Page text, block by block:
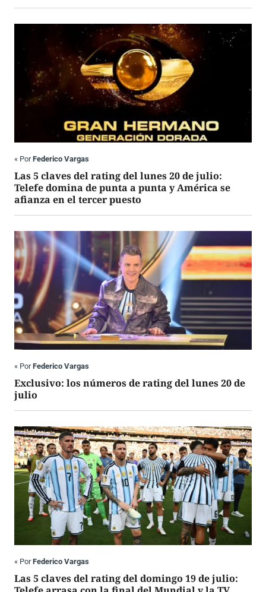
« PorFederico Vargas
Las 5 claves del rating del lunes 20 de julio:
Telefe domina de punta a punta y América se
afianza en el tercer puesto
« PorFederico Vargas
Exclusivo: los números de rating del lunes 20 de
julio
« PorFederico Vargas
Las 5 claves del rating del domingo 19 de julio: